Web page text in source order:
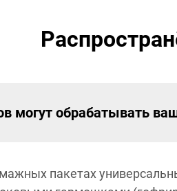
могут обрабатывать
пакетах